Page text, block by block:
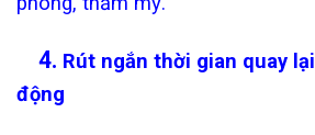
4. Rút ngắn thời gian quay
động